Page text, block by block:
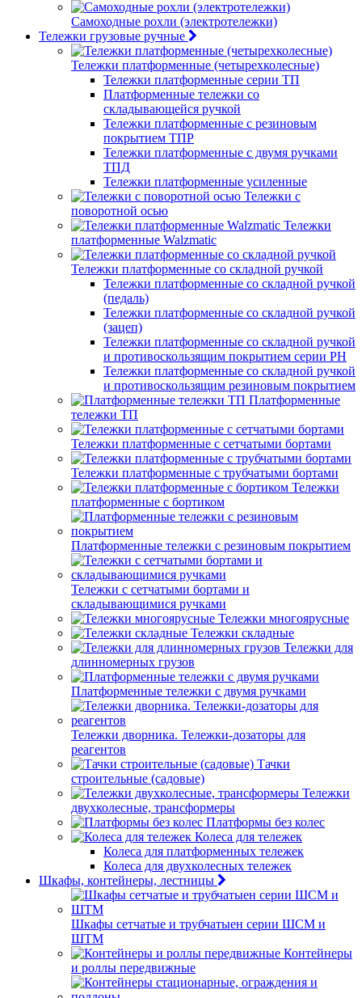
Самоходные рохли (электротележки)
Тележки грузовые ручные
Тележки платформенные (четырехколесные)
Тележки платформенные серии ТП
Платформенные тележки со
складывающейся ручкой
Тележки платформенные с резиновым
покрытием ТПР
Тележки платформенные с двумя ручками
ТПД
Тележки платформенные усиленные
Тележки с
поворотной осью
Тележки
платформенные Walzmatic
Тележки платформенные со складной ручкой
Тележки платформенные со складной ручкой
(педаль)
Тележки платформенные со складной ручкой
(зацеп)
Тележки платформенные со складной ручкой
и противоскользящим покрытием серии PH
Тележки платформенные со складной ручкой
и противоскользящим резиновым покрытием
Платформенные
тележки ТП
Тележки платформенные с сетчатыми бортами
Тележки платформенные с трубчатыми бортами
Тележки
платформенные с бортиком
Платформенные тележки с резиновым покрытием
Тележки с сетчатыми бортами и
складывающимися ручками
Тележки многоярусные
Тележки складные
Тележки для
длинномерных грузов
Платформенные тележки с двумя ручками
Тележки дворника. Тележки-дозаторы для
реагентов
Тачки
строительные (садовые)
Тележки
двухколесные, трансформеры
Платформы без колес
Колеса для тележек
Колеса для платформенных тележек
Колеса для двухколесных тележек
Шкафы, контейнеры, лестницы
Шкафы сетчатые и трубчатыен серии ШСМ и
ШТМ
Контейнеры
и роллы передвижные